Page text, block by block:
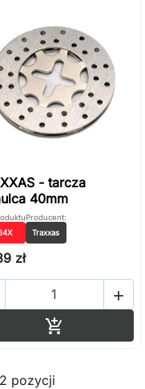
- tarcza
40mm
Producent:
Traxxas
zł


pozycji